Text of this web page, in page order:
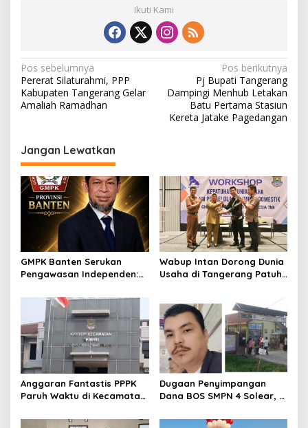
Ikuti Kami
N
a
v
g
a
s
s
Pos sebelumnya
Pererat Silaturahmi, PPP
Kabupaten Tangerang Gelar
Amaliah Ramadhan
Pos berikutnya
Pj Bupati Tangerang
Dampingi Menhub Letakan
Batu Pertama Stasiun
Kereta Jatake Pagedangan
Jangan Lewatkan
GMPK Banten Serukan
Pengawasan Independen:
Pembangunan di
Tangerang Jangan Sampai
“Akal-Akalan”
Wabup Intan Dorong Dunia
Usaha di Tangerang Patuh
Anggaran Fantastis PPPK
Paruh Waktu di Kecamatan
Kaperwil Banten Soroti
Dugaan Penyimpangan
Dana BOS SMPN 4 Solear, L
Janggal Hingga Ratusan